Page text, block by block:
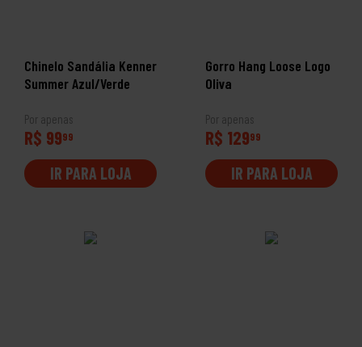
Chinelo Sandália Kenner
Summer Azul/Verde
Por apenas
R$ 9999
IR PARA LOJA
Gorro Hang Loose Logo
Oliva
Por apenas
R$ 12999
IR PARA LOJA